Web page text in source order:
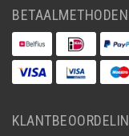
BETAALMETHODEN